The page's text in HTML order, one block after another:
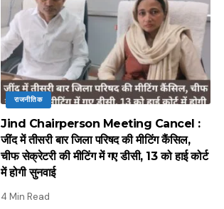
राजनीतिक
Jind Chairperson Meeting Cancel :
जींद में तीसरी बार जिला परिषद की मीटिंग कैंसिल,
चीफ सेक्रेटरी की मीटिंग में गए डीसी, 13 को हाई कोर्ट
में होगी सुनवाई
4 Min Read